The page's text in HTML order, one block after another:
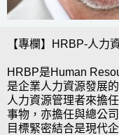
【專欄】HRBP-人力
HRBP是Human
是企業人力資源發展
人力資源管理者來擔
事物，亦擔任與總公
目標緊密結合是現代